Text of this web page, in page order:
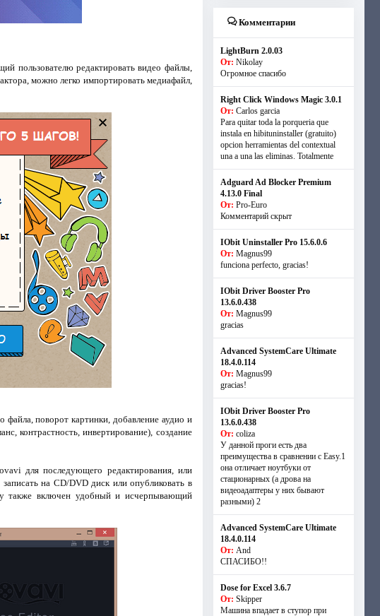
пользователю редактировать видео файлы,
можно легко импортировать медиафайл,
поворот картинки, добавление аудио и
контрастность, инвертирование), создание
для последующего редактирования, или
на CD/DVD диск или опубликовать в
также включен удобный и исчерпывающий
Комментарии
LightBurn 2.0.03
От: Nikolay
Огромное спасибо
Right Click Windows Magic 3.0.1
От: Carlos garcia
Para quitar toda la porqueria que
instala en hibituninstaller (gratuito)
opcion herramientas del contextual
una a una las eliminas. Totalmente
Adguard Ad Blocker Premium
4.13.0 Final
От: Pro-Euro
Комментарий скрыт
IObit Uninstaller Pro 15.6.0.6
От: Magnus99
funciona perfecto, gracias!
IObit Driver Booster Pro
13.6.0.438
От: Magnus99
gracias
Advanced SystemCare Ultimate
18.4.0.114
От: Magnus99
gracias!
IObit Driver Booster Pro
13.6.0.438
От: coliza
У данной проги есть два
преимущества в сравнении с Easy.1
она отличает ноутбуки от
стационарных (а дрова на
видеоадаптеры у них бывают
разными) 2
Advanced SystemCare Ultimate
18.4.0.114
От: And
СПАСИБО!!
Dose for Excel 3.6.7
От: Skipper
Машина впадает в ступор при